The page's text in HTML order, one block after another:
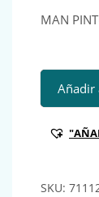
MAN
MAN
Añadir
SKU: